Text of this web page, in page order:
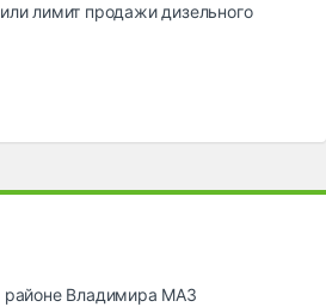
лимит продажи дизельного
районе Владимира МАЗ